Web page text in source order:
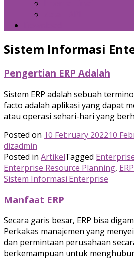
Sistem Informasi
Pengertian ERP Adalah
Sistem ERP adalah sebuah
facto adalah aplikasi yang dapat
atau operasi sehari-hari yang
Posted on 10 February 202210
dizadmin
Posted in ArtikelTagged Enterprise
Enterprise Resource Planning, ERP
Sistem Informasi Enterprise
Manfaat ERP
Secara garis besar, ERP bisa
Perkakas manajemen yang
dan permintaan perusahaan
berkemampuan untuk